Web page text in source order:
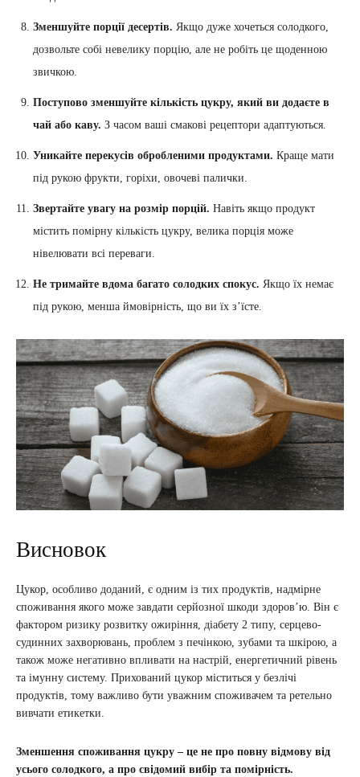
Зменшуйте порції десертів. Якщо дуже хочеться солодкого,
дозвольте собі невелику порцію, але не робіть це щоденною
звичкою.
Поступово зменшуйте кількість цукру, який ви додаєте в
чай або каву. З часом ваші смакові рецептори адаптуються.
Уникайте перекусів обробленими продуктами. Краще мати
під рукою фрукти, горіхи, овочеві палички.
Звертайте увагу на розмір порцій. Навіть якщо продукт
містить помірну кількість цукру, велика порція може
нівелювати всі переваги.
Не тримайте вдома багато солодких спокус. Якщо їх немає
під рукою, менша ймовірність, що ви їх з’їсте.
Висновок
Цукор, особливо доданий, є одним із тих продуктів, надмірне
споживання якого може завдати серйозної шкоди здоров’ю. Він є
фактором ризику розвитку ожиріння, діабету 2 типу, серцево-
судинних захворювань, проблем з печінкою, зубами та шкірою, а
також може негативно впливати на настрій, енергетичний рівень
та імунну систему. Прихований цукор міститься у безлічі
продуктів, тому важливо бути уважним споживачем та ретельно
вивчати етикетки.
Зменшення споживання цукру – це не про повну відмову від
усього солодкого, а про свідомий вибір та помірність.